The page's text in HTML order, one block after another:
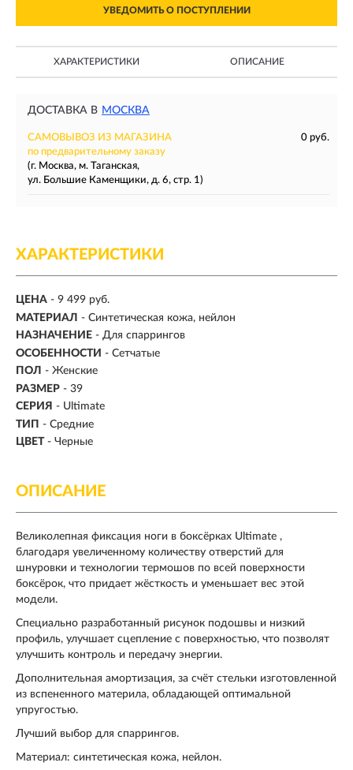
УВЕДОМИТЬ О ПОСТУПЛЕНИИ
ХАРАКТЕРИСТИКИ ОПИСАНИЕ
ДОСТАВКА В МОСКВА
САМОВЫВОЗ ИЗ МАГАЗИНА
0 руб.
по предварительному заказу
(г. Москва, м. Таганская,
ул. Большие Каменщики, д. 6, стр. 1)
ХАРАКТЕРИСТИКИ
ЦЕНА - 9 499 руб.
МАТЕРИАЛ - Синтетическая кожа, нейлон
НАЗНАЧЕНИЕ - Для спаррингов
ОСОБЕННОСТИ - Сетчатые
ПОЛ - Женские
РАЗМЕР - 39
СЕРИЯ - Ultimate
ТИП - Средние
ЦВЕТ - Черные
ОПИСАНИЕ
Великолепная фиксация ноги в боксёрках Ultimate ,
благодаря увеличенному количеству отверстий для
шнуровки и технологии термошов по всей поверхности
боксёрок, что придает жёсткость и уменьшает вес этой
модели.
Специально разработанный рисунок подошвы и низкий
профиль, улучшает сцепление с поверхностью, что позволят
улучшить контроль и передачу энергии.
Дополнительная амортизация, за счёт стельки изготовленной
из вспененного материла, обладающей оптимальной
упругостью.
Лучший выбор для спаррингов.
Материал: синтетическая кожа, нейлон.